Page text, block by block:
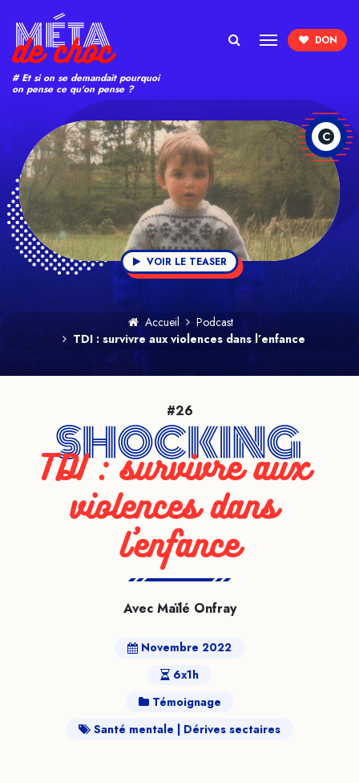
# Et si on se demandait pourquoi
on pense ce qu'on pense ?
VOIR LE TEASER
C
Accueil
Podcast
TDI : survivre aux violences dans l’enfance
#26
TDI : survivre aux
violences dans
l’enfance
Avec Maïlé Onfray
Novembre 2022
6x1h
Témoignage
Santé mentale
Dérives sectaires